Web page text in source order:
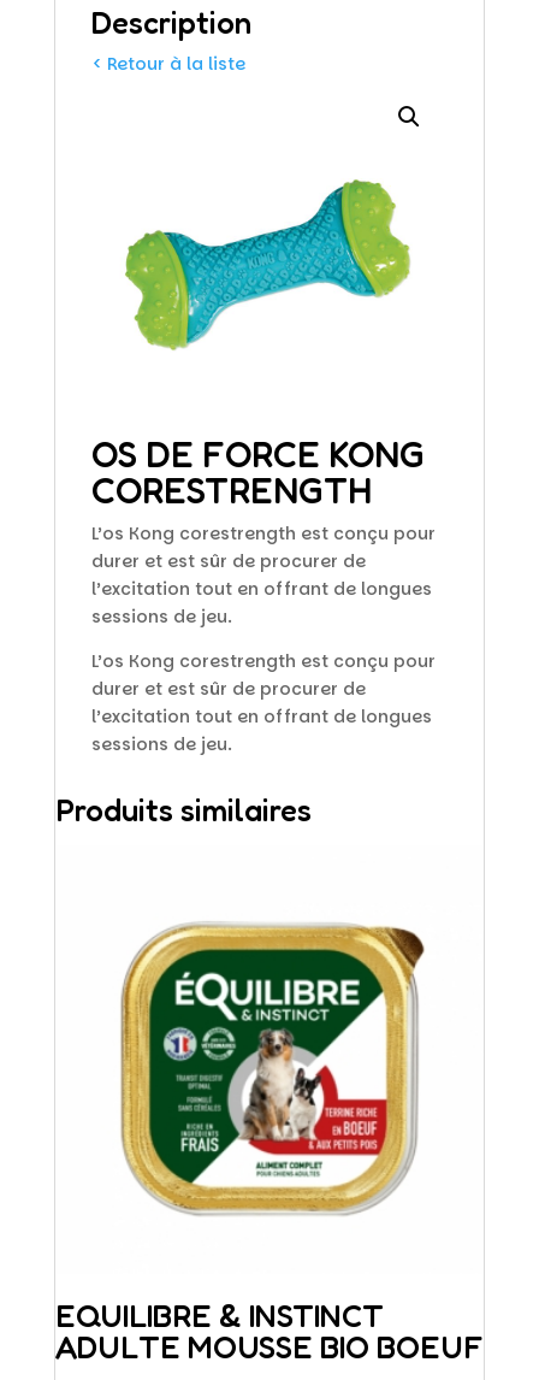
Description
< Retour à la liste
OS DE FORCE KONG
CORESTRENGTH
L’os Kong corestrength est conçu pour
durer et est sûr de procurer de
l’excitation tout en offrant de longues
sessions de jeu.
L’os Kong corestrength est conçu pour
durer et est sûr de procurer de
l’excitation tout en offrant de longues
sessions de jeu.
Produits similaires
EQUILIBRE & INSTINCT
ADULTE MOUSSE BIO BOEUF